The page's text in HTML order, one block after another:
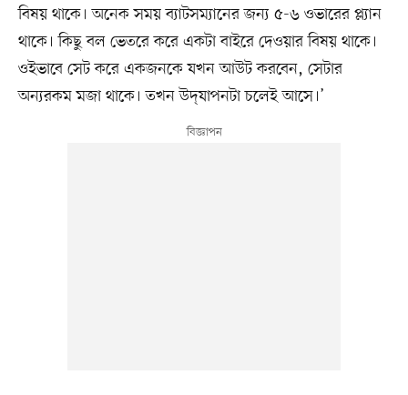
বিষয় থাকে। অনেক সময় ব্যাটসম্যানের জন্য ৫-৬ ওভারের প্ল্যান
থাকে। কিছু বল ভেতরে করে একটা বাইরে দেওয়ার বিষয় থাকে।
ওইভাবে সেট করে একজনকে যখন আউট করবেন, সেটার
অন্যরকম মজা থাকে। তখন উদ্‌যাপনটা চলেই আসে।’